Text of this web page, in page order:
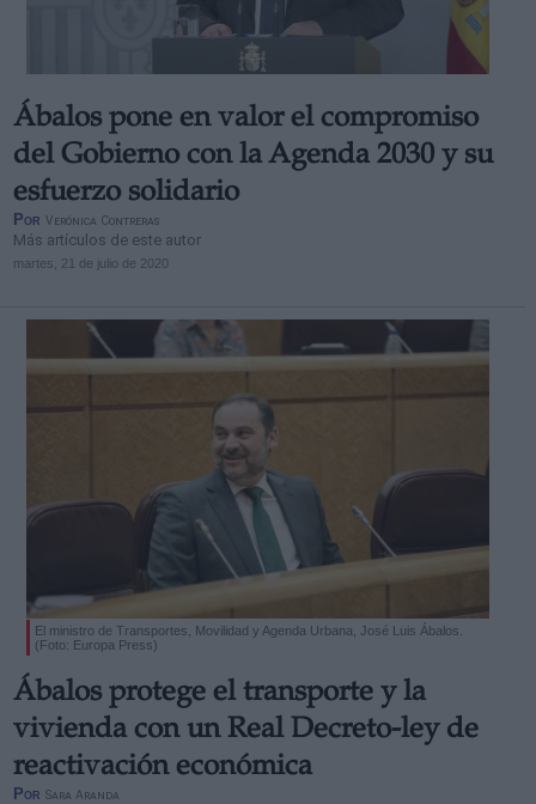
Ábalos pone en valor el compromiso
del Gobierno con la Agenda 2030 y su
esfuerzo solidario
Por Verónica Contreras
Más artículos de este autor
martes, 21 de julio de 2020
El ministro de Transportes, Movilidad y Agenda Urbana, José Luis Ábalos.
(Foto: Europa Press)
Ábalos protege el transporte y la
vivienda con un Real Decreto-ley de
reactivación económica
Por Sara Aranda